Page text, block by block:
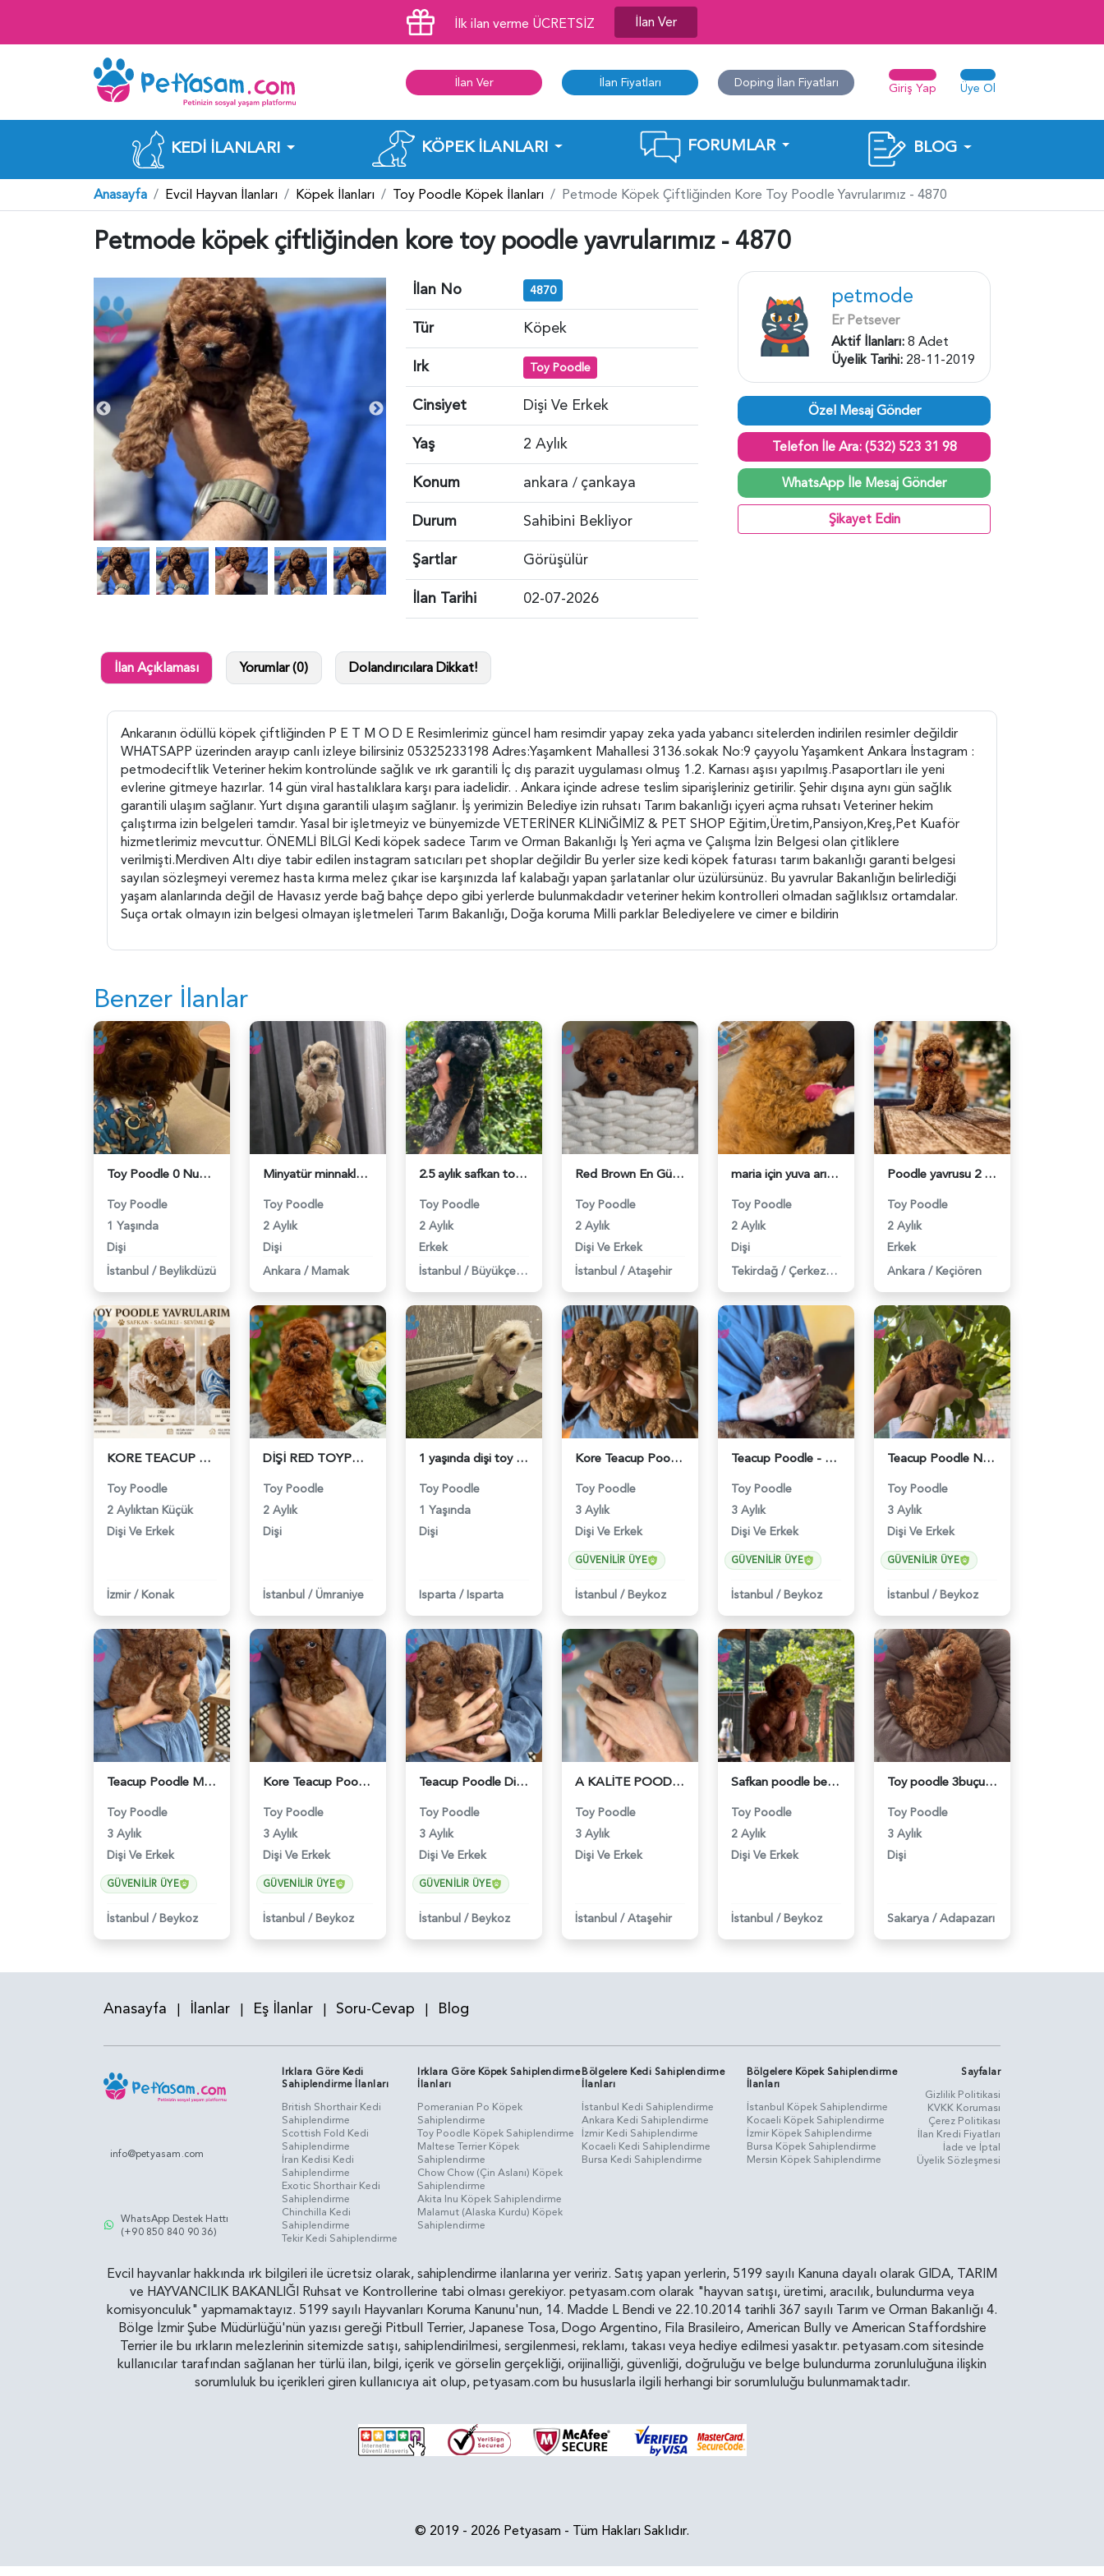
İlk ilan verme ÜCRETSİZ İlan Ver
İlan Ver İlan Fiyatları Doping İlan Fiyatları Giriş Yap Üye Ol
KEDI İLANLARI KÖPEK İLANLARI FORUMLAR BLOG
Anasayfa Evcil Hayvan İlanları Köpek İlanları Toy Poodle Köpek İlanları Petmode Köpek Çiftliğinden Kore Toy Poodle Yavrularımız - 4870
Petmode köpek çiftliğinden kore toy poodle yavrularımız - 4870
İlan No 4870
Tür
Köpek
Irk
Toy Poodle
Cinsiyet
Dişi Ve Erkek
Yaş
2 Aylık
Konum
ankara / çankaya
Durum
Sahibini Bekliyor
Şartlar
Görüşülür
İlan Tarihi
02-07-2026
petmode
Er Petsever
Aktif İlanları:8 Adet
Üyelik Tarihi:28-11-2019
Özel Mesaj Gönder
Telefon İle Ara: (532) 523 31 98
WhatsApp İle Mesaj Gönder
Şikayet Edin
İlan Açıklaması Yorumlar (0) Dolandırıcılara Dikkat!
Ankaranın ödüllü köpek çiftliğinden P E T M O D E Resimlerimiz güncel ham resimdir yapay zeka yada yabancı sitelerden indirilen resimler değildir
WHATSAPP üzerinden arayıp canlı izleye bilirsiniz 05325233198 Adres:Yaşamkent Mahallesi 3136.sokak No:9 çayyolu Yaşamkent Ankara İnstagram :
petmodeciftlik Veteriner hekim kontrolünde sağlık ve ırk garantili İç dış parazit uygulaması olmuş 1.2. Karnası aşısı yapılmış.Pasaportları ile yeni
evlerine gitmeye hazırlar. 14 gün viral hastalıklara karşı para iadelidir. . Ankara içinde adrese teslim siparişleriniz getirilir. Şehir dışına aynı gün sağlık
garantili ulaşım sağlanır. Yurt dışına garantili ulaşım sağlanır. İş yerimizin Belediye izin ruhsatı Tarım bakanlığı içyeri açma ruhsatı Veteriner hekim
çalıştırma izin belgeleri tamdır. Yasal bir işletmeyiz ve bünyemizde VETERİNER KLİNiĞİMİZ & PET SHOP Eğitim,Üretim,Pansiyon,Kreş,Pet Kuaför
hizmetlerimiz mevcuttur. ÖNEMLİ BİLGİ Kedi köpek sadece Tarım ve Orman Bakanlığı İş Yeri açma ve Çalışma İzin Belgesi olan çitliklere
verilmişti.Merdiven Altı diye tabir edilen instagram satıcıları pet shoplar değildir Bu yerler size kedi köpek faturası tarım bakanlığı garanti belgesi
sayılan sözleşmeyi veremez hasta kırma melez çıkar ise karşınızda laf kalabağı yapan şarlatanlar olur üzülürsünüz. Bu yavrular Bakanlığın belirlediği
yaşam alanlarında değil de Havasız yerde bağ bahçe depo gibi yerlerde bulunmakdadır veteriner hekim kontrolleri olmadan sağlıklsız ortamdalar.
Suça ortak olmayın izin belgesi olmayan işletmeleri Tarım Bakanlığı, Doğa koruma Milli parklar Belediyelere ve cimer e bildirin
Benzer İlanlar
Toy Poodle 0 Numara Kore Oglumuza es ariyoruz - 6340
Toy Poodle
1 Yaşında
Dişi
İstanbul /Beylikdüzü
Minyatür minnaklarım tuvalet eğitimli - 6342
Toy Poodle
2 Aylık
Dişi
Ankara /Mamak
2.5 aylık safkan toy poodle - 6472
Toy Poodle
2 Aylık
Erkek
İstanbul /Büyükçekmece
Red Brown En Güzel Poodle Bebekler - 6442
Toy Poodle
2 Aylık
Dişi Ve Erkek
İstanbul /Ataşehir
maria için yuva arıyoruz - 6461
Toy Poodle
2 Aylık
Dişi
Tekirdağ / Çerkezköy
Poodle yavrusu 2 aylık - 6470
Toy Poodle
2 Aylık
Erkek
Ankara /Keçiören
KORE TEACUP POODLE YAVRULARI - 6422
Toy Poodle
2 Aylıktan Küçük
Dişi Ve Erkek
İzmir/Konak
DİŞİ RED TOYPOODLE YAVRUM UFAK BOY VE SAĞLIK GARANTİSİYLE - 6413
Toy Poodle
2 Aylık
Dişi
İstanbul /Ümraniye
1 yaşında dişi toy poodle - 6406
Toy Poodle
1 Yaşında
Dişi
Isparta /Isparta
Kore Teacup Poodle Bebekler - 6428
Toy Poodle
3 Aylık
Dişi Ve Erkek
GÜVENILIR ÜYE
İstanbul /Beykoz
Teacup Poodle - 6429
Toy Poodle
3 Aylık
Dişi Ve Erkek
GÜVENILIR ÜYE
İstanbul /Beykoz
Teacup Poodle Nadir Bulunan Yavrularımz - 6427
Toy Poodle
3 Aylık
Dişi Ve Erkek
GÜVENILIR ÜYE
İstanbul /Beykoz
Teacup Poodle Mükemmel Kalite Yavrumuz - 6426
Toy Poodle
3 Aylık
Dişi Ve Erkek
GÜVENILIR ÜYE
İstanbul /Beykoz
Kore Teacup Poodle - 6424
Toy Poodle
3 Aylık
Dişi Ve Erkek
GÜVENILIR ÜYE
İstanbul /Beykoz
Teacup Poodle Dişi ve Erkek Yavrularımız Hazır - 6425
Toy Poodle
3 Aylık
Dişi Ve Erkek
GÜVENILIR ÜYE
İstanbul /Beykoz
A KALİTE POODLE - 6343
Toy Poodle
3 Aylık
Dişi Ve Erkek
İstanbul /Ataşehir
Safkan poodle bebekler. - 6335
Toy Poodle
2 Aylık
Dişi Ve Erkek
İstanbul /Beykoz
Toy poodle 3buçuk aylık - 6399
Toy Poodle
3 Aylık
Dişi
Sakarya /Adapazarı
Anasayfa | İlanlar | Eş İlanlar | Soru-Cevap | Blog
info@petyasam.com
WhatsApp Destek Hattı
(+90 850 840 90 36)
Irklara Göre Kedi
Sahiplendirme İlanları
British Shorthair Kedi
Sahiplendirme
Scottish Fold Kedi
Sahiplendirme
İran Kedisi Kedi
Sahiplendirme
Exotic Shorthair Kedi
Sahiplendirme
Chinchilla Kedi
Sahiplendirme
Tekir Kedi Sahiplendirme
Irklara Göre Köpek Sahiplendirme
İlanları
Pomeranian Po Köpek
Sahiplendirme
Toy Poodle Köpek Sahiplendirme
Maltese Terrier Köpek
Sahiplendirme
Chow Chow (Çin Aslanı) Köpek
Sahiplendirme
Akita Inu Köpek Sahiplendirme
Malamut (Alaska Kurdu) Köpek
Sahiplendirme
Bölgelere Kedi Sahiplendirme
İlanları
İstanbul Kedi Sahiplendirme
Ankara Kedi Sahiplendirme
İzmir Kedi Sahiplendirme
Kocaeli Kedi Sahiplendirme
Bursa Kedi Sahiplendirme
Bölgelere Köpek Sahiplendirme
İlanları
İstanbul Köpek Sahiplendirme
Kocaeli Köpek Sahiplendirme
İzmir Köpek Sahiplendirme
Bursa Köpek Sahiplendirme
Mersin Köpek Sahiplendirme
Sayfalar
Gizlilik Politikasi
KVKK Koruması
Çerez Politikası
İlan Kredi Fiyatları
İade ve İptal
Üyelik Sözleşmesi
Evcil hayvanlar hakkında ırk bilgileri ile ücretsiz olarak, sahiplendirme ilanlarına yer veririz. Satış yapan yerlerin, 5199 sayılı Kanuna dayalı olarak GIDA, TARIM
ve HAYVANCILIK BAKANLIĞI Ruhsat ve Kontrollerine tabi olması gerekiyor. petyasam.com olarak "hayvan satışı, üretimi, aracılık, bulundurma veya
komisyonculuk" yapmamaktayız. 5199 sayılı Hayvanları Koruma Kanunu'nun, 14. Madde L Bendi ve 22.10.2014 tarihli 367 sayılı Tarım ve Orman Bakanlığı 4.
Bölge İzmir Şube Müdürlüğü'nün yazısı gereği Pitbull Terrier, Japanese Tosa, Dogo Argentino, Fila Brasileiro, American Bully ve American Staffordshire
Terrier ile bu ırkların melezlerinin sitemizde satışı, sahiplendirilmesi, sergilenmesi, reklamı, takası veya hediye edilmesi yasaktır. petyasam.com sitesinde
kullanıcılar tarafından sağlanan her türlü ilan, bilgi, içerik ve görselin gerçekliği, orijinalliği, güvenliği, doğruluğu ve belge bulundurma zorunluluğuna ilişkin
sorumluluk bu içerikleri giren kullanıcıya ait olup, petyasam.com bu hususlarla ilgili herhangi bir sorumluluğu bulunmamaktadır.
© 2019 - 2026 Petyasam - Tüm Hakları Saklıdır.